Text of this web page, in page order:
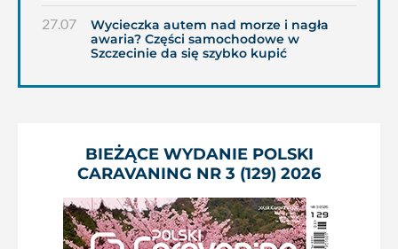
27.07
Wycieczka autem nad morze i nagła
awaria? Części samochodowe w
Szczecinie da się szybko kupić
BIEŻĄCE WYDANIE POLSKI
CARAVANING NR 3 (129) 2026